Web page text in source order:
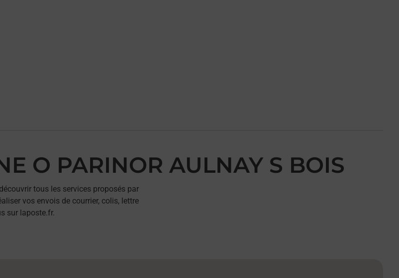
O PARINOR AULNAY S BOIS
tous les services proposés par
vos envois de courrier, colis, lettre
sur laposte.fr.